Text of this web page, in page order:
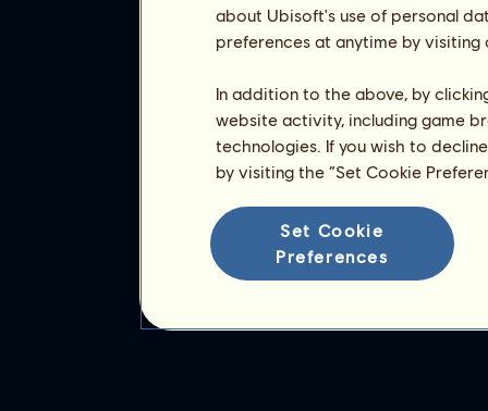
about Ubisoft's use of personal
preferences at anytime by
In addition to the above, by
website activity, including game
technologies. If you wish to
by visiting the “Set Cookie
Set Cookie
Preferences